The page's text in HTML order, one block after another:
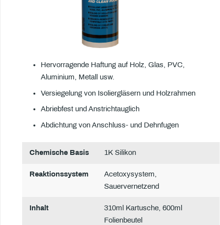
Hervorragende Haftung auf Holz, Glas, PVC,
Aluminium, Metall usw.
Versiegelung von Isoliergläsern und Holzrahmen
Abriebfest und Anstrichtauglich
Abdichtung von Anschluss- und Dehnfugen
Chemische Basis 1K Silikon
Reaktionssystem
Acetoxysystem,
Sauervernetzend
Inhalt
310ml Kartusche, 600ml
Folienbeutel